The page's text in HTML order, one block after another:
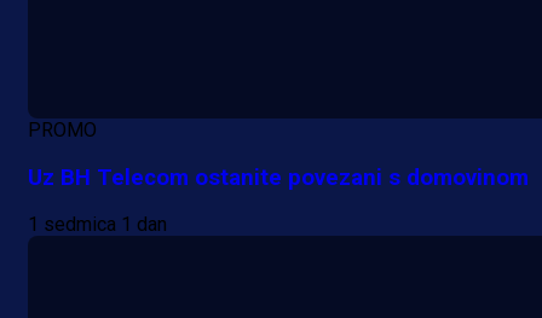
PROMO
Uz BH Telecom ostanite povezani s domovinom
1 sedmica 1 dan